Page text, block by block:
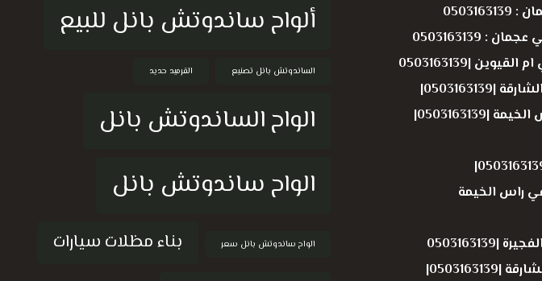
0503163139
|0503163139
حداد أبواب حديد في راس الخيمة |0503163139|
راس الخيمة
تركيب قرميد حديد في الشارقة |0503163139|
ألواح ساندوتش بانل للبيع
الساندوتش بانل تصنيع القرميد حديد
الواح الساندوتش بانل
الواح ساندوتش بانل
الواح ساندوتش بانل سعر بناء مظلات سيارات